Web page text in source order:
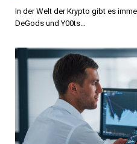
In der Welt der Krypto gibt es
DeGods und Y00ts…